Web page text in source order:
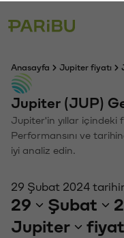
Anasayfa Jupiter fiyatı
Jupiter (JUP)
Jupiter'in yıllar içindeki
Performansını ve
iyi analiz edin.
29 Şubat 2024
29 Şubat
Jupiter